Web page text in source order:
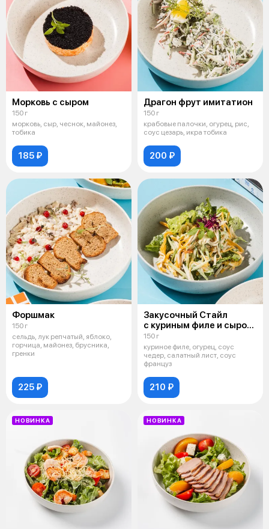
Морковь с сыром
150 г
морковь, сыр, чеснок, майонез,
тобика
185 ₽
Драгон фрут имитатион
150 г
крабовые палочки, огурец, рис,
соус цезарь, икра тобика
200 ₽
Форшмак
150 г
сельдь, лук репчатый, яблоко,
горчица, майонез, брусника,
гренки
225 ₽
Закусочный Стайл
с куриным филе и сыром
чеддер
150 г
куриное филе, огурец, соус
чедер, салатный лист, соус
француз
210 ₽
НОВИНКА НОВИНКА